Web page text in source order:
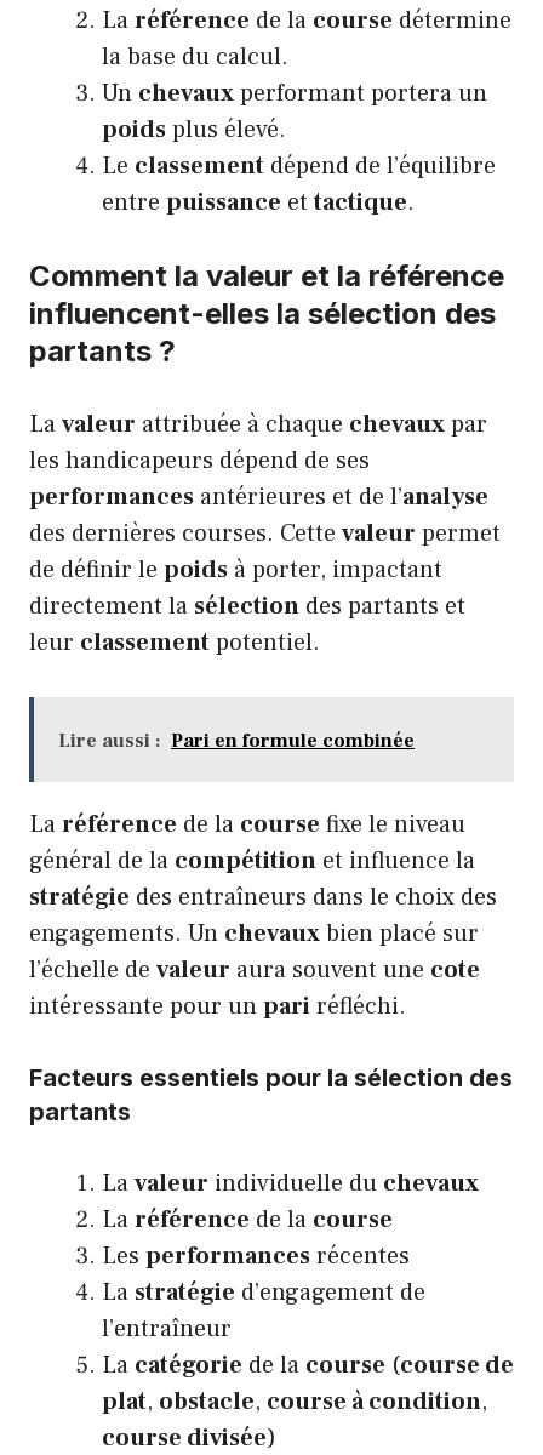
Laréférence de la course détermine
la base du calcul.
Un chevauxperformant portera un
poidsplus élevé.
Le classement dépend de l’équilibre
entre puissance ettactique.
Comment la valeur et la référence
influencent-elles la sélection des
partants ?
Lavaleur attribuée à chaque chevauxpar
les handicapeurs dépend de ses
performances antérieures et de l’analyse
des dernières courses. Cette valeur permet
de définir le poids à porter, impactant
directement la sélection des partants et
leur classementpotentiel.
Lire aussi : Pari en formule combinée
Laréférence de la course fixe le niveau
général de la compétition et influence la
stratégie des entraîneurs dans le choix des
engagements. Un chevauxbien placé sur
l’échelle de valeur aura souvent une cote
intéressante pour unpariréfléchi.
Facteurs essentiels pour la sélection des
partants
Lavaleur individuelle du chevaux
Laréférence de la course
Les performancesrécentes
La stratégie d’engagement de
l’entraîneur
La catégorie de la course (course de
plat, obstacle, course à condition,
course divisée)